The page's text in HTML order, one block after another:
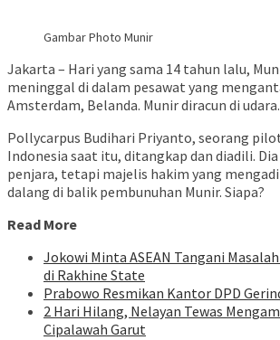
Gambar Photo Munir
Jakarta – Hari yang sama 14 tahun lalu,
meninggal di dalam pesawat yang
Amsterdam, Belanda. Munir diracun di udara.
Pollycarpus Budihari Priyanto, seorang
Indonesia saat itu, ditangkap dan diadili.
penjara, tetapi majelis hakim yang
dalang di balik pembunuhan Munir. Siapa?
Read More
Jokowi Minta ASEAN Tangani
di Rakhine State
Prabowo Resmikan Kantor DPD
2 Hari Hilang, Nelayan Tewas
Cipalawah Garut